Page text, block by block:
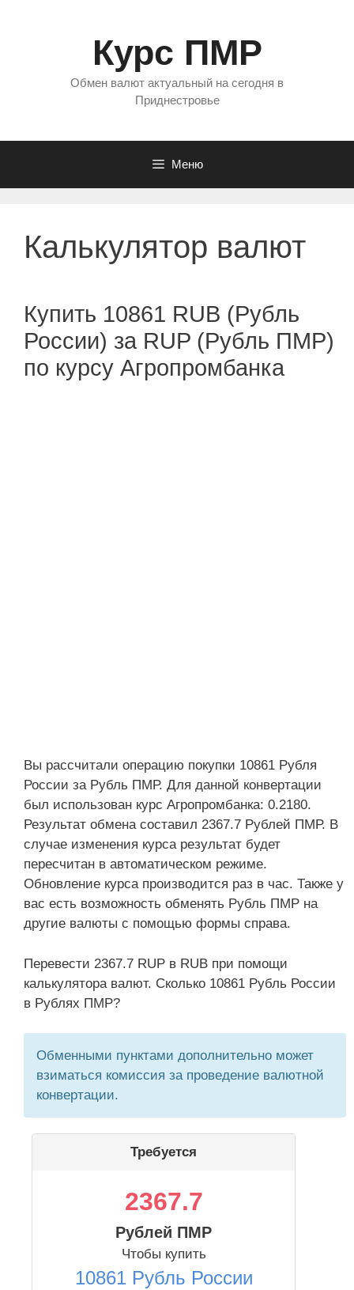
Курс ПМР
Обмен валют актуальный на сегодня в
Приднестровье
Меню
Калькулятор валют
Купить 10861 RUB (Рубль
России) за RUP (Рубль ПМР)
по курсу Агропромбанка
Вы рассчитали операцию покупки 10861 Рубля
России за Рубль ПМР. Для данной конвертации
был использован курс Агропромбанка: 0.2180.
Результат обмена составил 2367.7 Рублей ПМР. В
случае изменения курса результат будет
пересчитан в автоматическом режиме.
Обновление курса производится раз в час. Также у
вас есть возможность обменять Рубль ПМР на
другие валюты с помощью формы справа.
Перевести 2367.7 RUP в RUB при помощи
калькулятора валют. Сколько 10861 Рубль России
в Рублях ПМР?
Обменными пунктами дополнительно может
взиматься комиссия за проведение валютной
конвертации.
Требуется
2367.7
Рублей ПМР
Чтобы купить
10861 Рубль России